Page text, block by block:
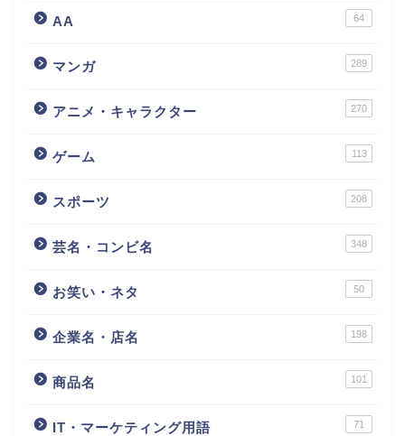
AA 64
マンガ 289
アニメ・キャラクター 270
ゲーム 113
スポーツ 208
芸名・コンビ名 348
お笑い・ネタ 50
企業名・店名 198
商品名 101
IT・マーケティング用語 71